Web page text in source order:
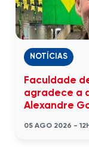
NOTÍCIAS
Faculdade
agradece a
Alexandre
05 AGO 2026 -